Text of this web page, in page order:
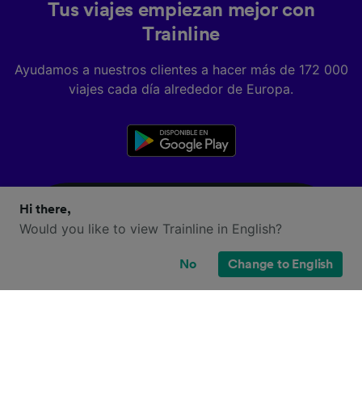
Tus viajes empiezan mejor con
Trainline
Ayudamos a nuestros clientes a hacer más de 172 000
viajes cada día alrededor de Europa.
Hi there,
Would you like to view Trainline in English?
No Change to English